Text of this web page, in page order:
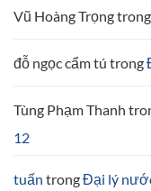
Vũ Hoàng Trọngtrong
đỗ ngọc cẩm tú trong
Tùng Phạm Thanh
12
tuấn trongĐại lý